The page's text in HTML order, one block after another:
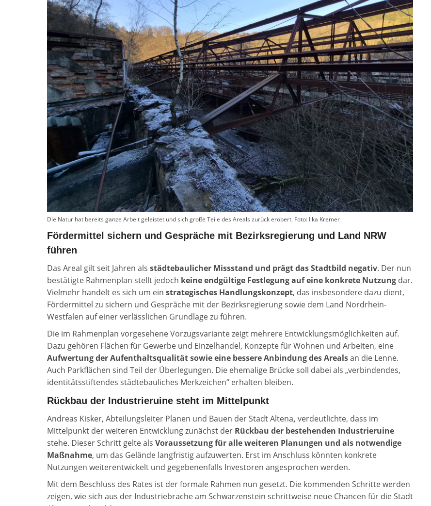
Die Natur hat bereits ganze Arbeit geleistet und sich große Teile des Areals zurück erobert. Foto: Ilka Kremer
Fördermittel sichern und Gespräche mit Bezirksregierung und Land NRW
führen
Das Areal gilt seit Jahren als städtebaulicher Missstand und prägt das Stadtbild negativ. Der nun
bestätigte Rahmenplan stellt jedoch keine endgültige Festlegung auf eine konkrete Nutzung dar.
Vielmehr handelt es sich um ein strategisches Handlungskonzept, das insbesondere dazu dient,
Fördermittel zu sichern und Gespräche mit der Bezirksregierung sowie dem Land Nordrhein-
Westfalen auf einer verlässlichen Grundlage zu führen.
Die im Rahmenplan vorgesehene Vorzugsvariante zeigt mehrere Entwicklungsmöglichkeiten auf.
Dazu gehören Flächen für Gewerbe und Einzelhandel, Konzepte für Wohnen und Arbeiten, eine
Aufwertung der Aufenthaltsqualität sowie eine bessere Anbindung des Arealsan die Lenne.
Auch Parkflächen sind Teil der Überlegungen. Die ehemalige Brücke soll dabei als „verbindendes,
identitätsstiftendes städtebauliches Merkzeichen“ erhalten bleiben.
Rückbau der Industrieruine steht im Mittelpunkt
Andreas Kisker, Abteilungsleiter Planen und Bauen der Stadt Altena, verdeutlichte, dass im
Mittelpunkt der weiteren Entwicklung zunächst der Rückbau der bestehenden Industrieruine
stehe. Dieser Schritt gelte als Voraussetzung für alle weiteren Planungen und als notwendige
Maßnahme, um das Gelände langfristig aufzuwerten. Erst im Anschluss könnten konkrete
Nutzungen weiterentwickelt und gegebenenfalls Investoren angesprochen werden.
Mit dem Beschluss des Rates ist der formale Rahmen nun gesetzt. Die kommenden Schritte werden
zeigen, wie sich aus der Industriebrache am Schwarzenstein schrittweise neue Chancen für die Stadt